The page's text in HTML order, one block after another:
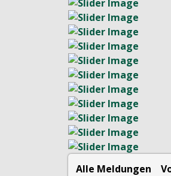
Alle Meldungen